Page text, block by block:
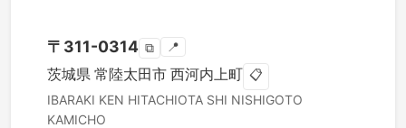
〒 311-0314 ⧉ 📍
茨城県 常陸太田市 西河内上町 📋
IBARAKI KEN HITACHIOTA SHI NISHIGOTO
KAMICHO